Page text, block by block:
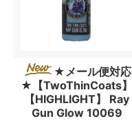
★メール便対応
★【TwoThinCoats】
【HIGHLIGHT】 Ray
Gun Glow 10069